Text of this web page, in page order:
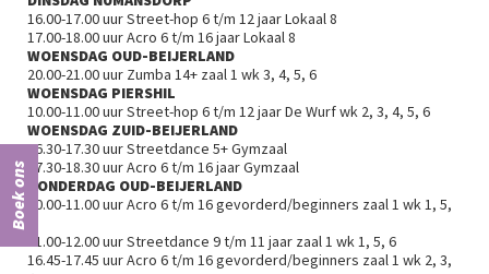
Boek ons
16.00-17.00 uur Street-hop 6 t/m 12 jaar Lokaal 8
17.00-18.00 uur Acro 6 t/m 16 jaar Lokaal 8
WOENSDAG OUD-BEIJERLAND
20.00-21.00 uur Zumba 14+ zaal 1 wk 3, 4, 5, 6
WOENSDAG PIERSHIL
10.00-11.00 uur Street-hop 6 t/m 12 jaar De Wurf wk 2, 3, 4, 5, 6
WOENSDAG ZUID-BEIJERLAND
16.30-17.30 uur Streetdance 5+ Gymzaal
17.30-18.30 uur Acro 6 t/m 16 jaar Gymzaal
DONDERDAG OUD-BEIJERLAND
10.00-11.00 uur Acro 6 t/m 16 gevorderd/beginners zaal 1 wk 1, 5,
11.00-12.00 uur Streetdance 9 t/m 11 jaar zaal 1 wk 1, 5, 6
16.45-17.45 uur Acro 6 t/m 16 gevorderd/beginners zaal 1 wk 2, 3,